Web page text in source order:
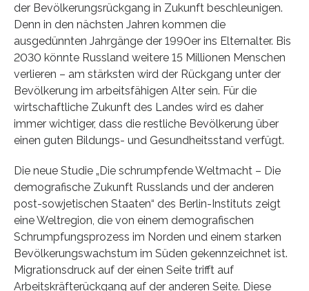
der Bevölkerungsrückgang in Zukunft beschleunigen.
Denn in den nächsten Jahren kommen die
ausgedünnten Jahrgänge der 1990er ins Elternalter. Bis
2030 könnte Russland weitere 15 Millionen Menschen
verlieren – am stärksten wird der Rückgang unter der
Bevölkerung im arbeitsfähigen Alter sein. Für die
wirtschaftliche Zukunft des Landes wird es daher
immer wichtiger, dass die restliche Bevölkerung über
einen guten Bildungs- und Gesundheitsstand verfügt.
Die neue Studie „Die schrumpfende Weltmacht – Die
demografische Zukunft Russlands und der anderen
post-sowjetischen Staaten“ des Berlin-Instituts zeigt
eine Weltregion, die von einem demografischen
Schrumpfungsprozess im Norden und einem starken
Bevölkerungswachstum im Süden gekennzeichnet ist.
Migrationsdruck auf der einen Seite trifft auf
Arbeitskräfterückgang auf der anderen Seite. Diese